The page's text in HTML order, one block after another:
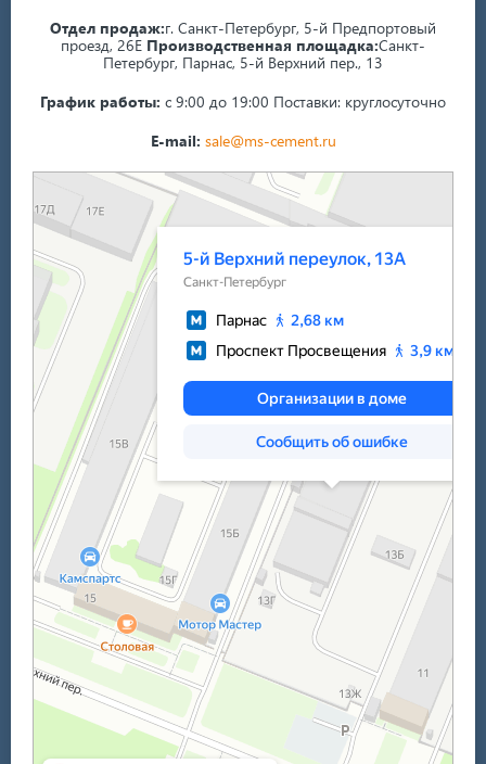
Отдел продаж:г. Санкт-Петербург, 5-й Предпортовый
проезд, 26Е Производственная площадка:Санкт-
Петербург, Парнас, 5-й Верхний пер., 13
График работы: с 9:00 до 19:00 Поставки: круглосуточно
E-mail: sale@ms-cement.ru
Санкт‑Петербург
5-й Верхний переулок, 13А на карте Санкт‑Петербурга — Яндекс Карты